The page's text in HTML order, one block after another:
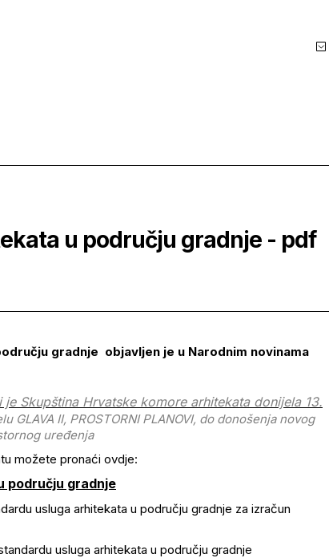
u području gradnje - pdf
gradnje objavljen je u Narodnim novinama
Skupština Hrvatske komore arhitekata donijela 13.
GLAVA II, PROSTORNI PLANOVI, do donošenja novog
uređenja
možete pronaći ovdje:
području gradnje
usluga arhitekata u području gradnje za izračun
usluga arhitekata u području gradnje